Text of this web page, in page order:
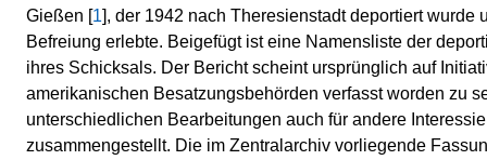
Gießen [1], der 1942 nach Theresienstadt deportiert wurde
Befreiung erlebte. Beigefügt ist eine Namensliste der
ihres Schicksals. Der Bericht scheint ursprünglich auf
amerikanischen Besatzungsbehörden verfasst worden zu
unterschiedlichen Bearbeitungen auch für andere
zusammengestellt. Die im Zentralarchiv vorliegende